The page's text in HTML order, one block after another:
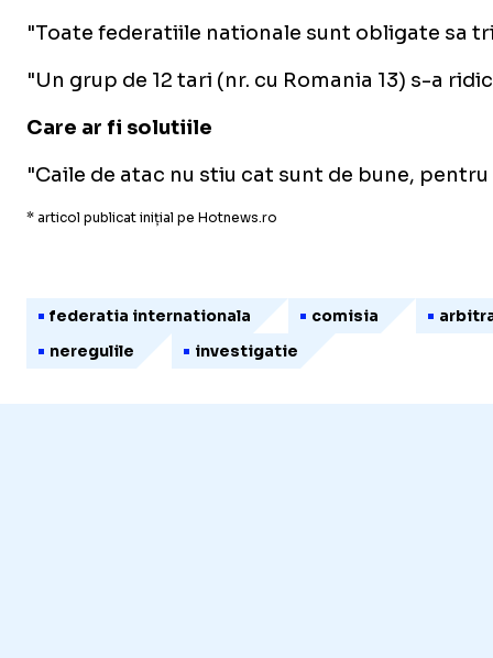
"Toate federatiile nationale sunt obligate sa
"Un grup de 12 tari (nr. cu Romania 13) s-a
Care ar fi solutiile
"Caile de atac nu stiu cat sunt de bune,
* articol publicat inițial pe Hotnews.ro
federatia internationala comisia
neregulile
investigatie